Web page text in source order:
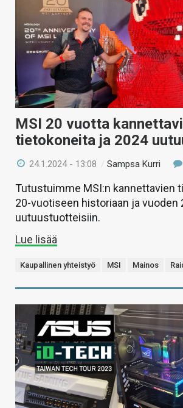
MSI 20 vuotta
tietokoneita ja 2024
24.1.2024 - 13:08 /Sampsa Kurri
Tutustuimme MSI:n kannettavien
20-vuotiseen historiaan ja vuoden
uutuustuotteisiin.
Lue lisää
Kaupallinen yhteistyö MSI Mainos